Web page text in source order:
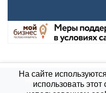
Новости
Противодействие
На сайте
использовать